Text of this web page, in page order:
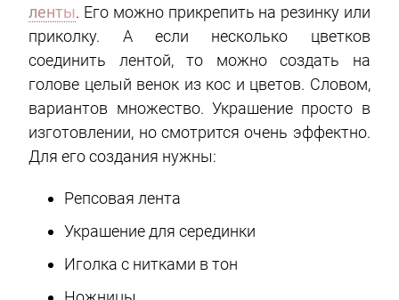
ленты. Его можно прикрепить на резинку или
приколку. А если несколько цветков
соединить лентой, то можно создать на
голове целый венок из кос и цветов. Словом,
вариантов множество. Украшение просто в
изготовлении, но смотрится очень эффектно.
Для его создания нужны:
Репсовая лента
Украшение для серединки
Иголка с нитками в тон